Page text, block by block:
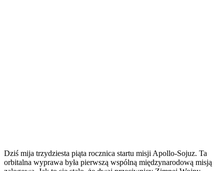
Dziś mija trzydziesta piąta rocznica startu misji Apollo-Sojuz. Ta
orbitalna wyprawa była pierwszą wspólną międzynarodową misją